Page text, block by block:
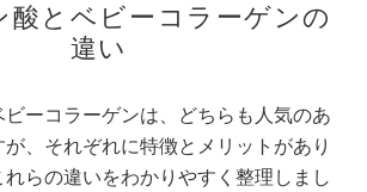
酸とベビーコラーゲンの
違い
ビーコラーゲンは、どちらも人気のあ
、それぞれに特徴とメリットがあり
れらの違いをわかりやすく整理しまし